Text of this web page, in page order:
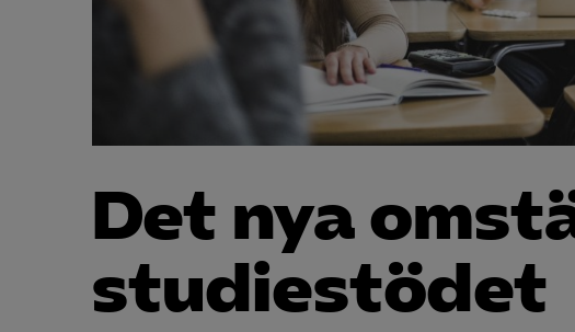
Det nya
studie­stödet